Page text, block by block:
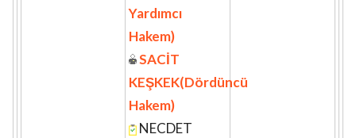
Yardımcı
Hakem)
SACİT
KEŞKEK(Dördüncü
Hakem)
NECDET